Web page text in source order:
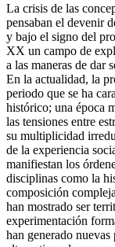
La crisis de las
pensaban el devenir
y bajo el signo del
XX un campo de
a las maneras de dar
En la actualidad, la
periodo que se ha
histórico; una época
las tensiones entre
su multiplicidad
de la experiencia
manifiestan los
disciplinas como la
composición
han mostrado ser
experimentación
han generado